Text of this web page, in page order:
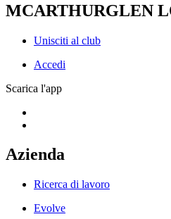
MCARTHURGLEN
Unisciti al club
Accedi
Scarica l'app
Azienda
Ricerca di lavoro
Evolve